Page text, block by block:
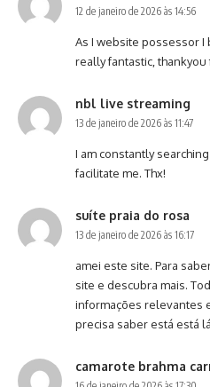
12 de janeiro de 2026 às 14:56
As I website possessor
really fantastic,
nbl live streaming
13 de janeiro de 2026 às 11:47
I am constantly
facilitate me. Thx!
suíte praia do rosa
13 de janeiro de 2026 às 16:17
amei este site. Para
site e descubra mais.
informações relevantes
precisa saber está está
camarote brahma